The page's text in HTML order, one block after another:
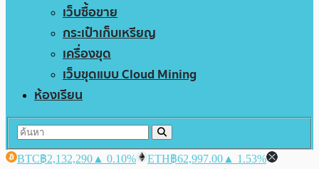
เว็บซื้อขาย
กระเป๋าเก็บเหรียญ
เครื่องขุด
เว็บขุดแบบ Cloud Mining
ห้องเรียน
BTC฿2,132,290 ▲ 0.10% ETH฿62,997.00 ▲ 1.53%